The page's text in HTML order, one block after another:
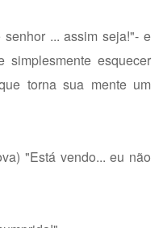
... assim seja!"- e
esquecer
torna sua mente um
"Está vendo... eu não